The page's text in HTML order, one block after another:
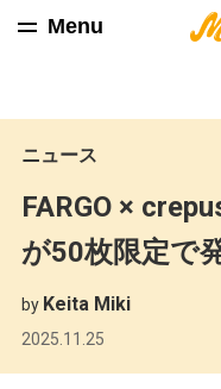
Menu
ニュース
FARGO ×
が50枚限定で
by Keita Miki
2025.11.25